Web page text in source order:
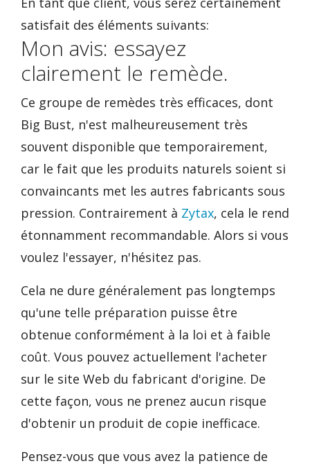
satisfait des éléments suivants:
Mon avis: essayez
clairement le remède.
Ce groupe de remèdes très efficaces, dont
Big Bust, n'est malheureusement très
souvent disponible que temporairement,
car le fait que les produits naturels soient si
convaincants met les autres fabricants sous
pression. Contrairement à Zytax, cela le rend
étonnamment recommandable. Alors si vous
voulez l'essayer, n'hésitez pas.
Cela ne dure généralement pas longtemps
qu'une telle préparation puisse être
obtenue conformément à la loi et à faible
coût. Vous pouvez actuellement l'acheter
sur le site Web du fabricant d'origine. De
cette façon, vous ne prenez aucun risque
d'obtenir un produit de copie inefficace.
Pensez-vous que vous avez la patience de